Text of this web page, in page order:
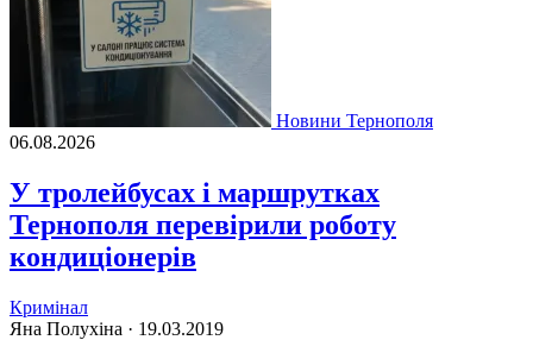
Новини Тернополя
06.08.2026
У тролейбусах і маршрутках
Тернополя перевірили роботу
кондиціонерів
Кримінал
Яна Полухіна · 19.03.2019